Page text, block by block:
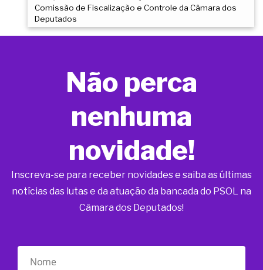
Comissão de Fiscalização e Controle da Câmara dos
Deputados
Não perca
nenhuma
novidade!
Inscreva-se para receber novidades e saiba as últimas
notícias das lutas e da atuação da bancada do PSOL na
Câmara dos Deputados!